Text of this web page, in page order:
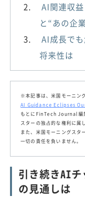
AI関連収
と“あの企
AI成長で
将来性は
※本記事は、米国モーニン
AI Guidance Eclipses
もとにFinTech Journal編
スターの独占的な権利に属
また、米国モーニングスタ
一切の責任を負いません。
引き続きAI
の見通しは